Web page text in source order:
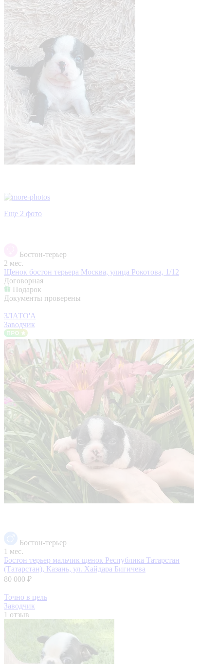
Еще 2 фото
Бостон-терьер
2 мес.
Щенок бостон терьера Москва, улица Рокотова, 1/12
Договорная
Подарок
Документы проверены
ЗЛАТО'А
Заводчик
Бостон-терьер
1 мес.
Бостон терьер мальчик щенок Республика Татарстан
(Татарстан), Казань, ул. Хайдара Бигичева
80 000 ₽
Точно в цель
Заводчик
1 отзыв